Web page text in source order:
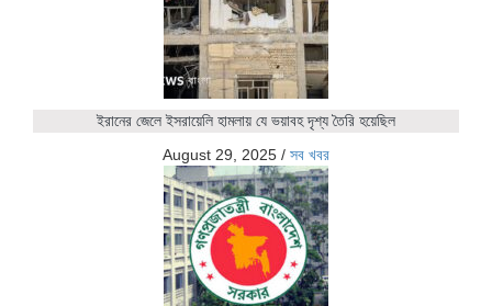
ইরানের জেলে ইসরায়েলি হামলায় যে ভয়াবহ দৃশ্য তৈরি হয়েছিল
August 29, 2025 / সব খবর